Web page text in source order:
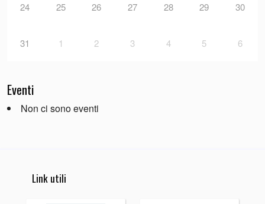
24 25 26 27 28 29 30
31 1 2 3 4 5 6
Eventi
Non ci sono eventi
Link utili